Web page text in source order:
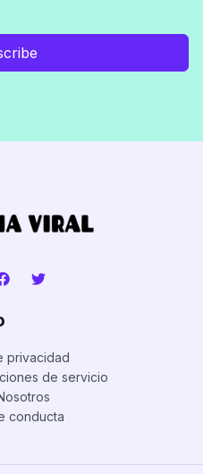
privacidad
de servicio
conducta